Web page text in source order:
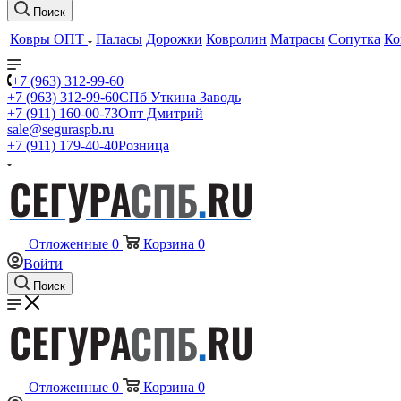
Поиск
Ковры ОПТ Паласы Дорожки Ковролин Матрасы Сопутка
+7 (963) 312-99-60
+7 (963) 312-99-60СПб Уткина Заводь
+7 (911) 160-00-73Опт Дмитрий
sale@seguraspb.ru
+7 (911) 179-40-40Розница
Отложенные 0 Корзина 0
Войти
Поиск
Отложенные 0 Корзина 0